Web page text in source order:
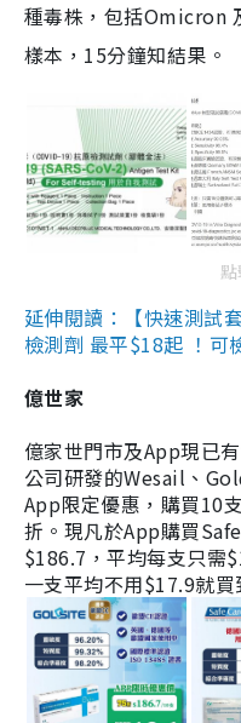
種毒株，包括Omicron
樣本，15分鐘知結果。
延伸閱讀：【快速測試
檢測劑 最平$18起 ！
億世家
億家世門市及App現已
公司研發的Wesail、
App限定優惠，購買10
折。現凡於App購買
$186.7，平均每支只需
一支平均不用$17.9就